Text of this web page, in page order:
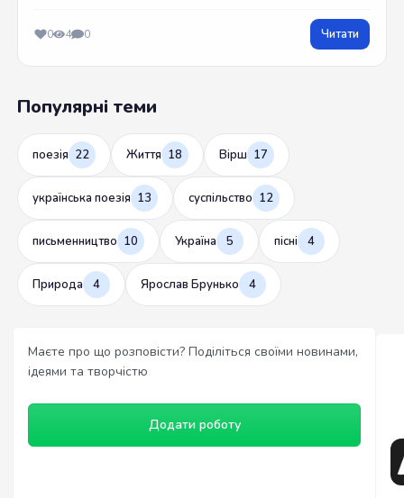
0 4 0 Читати
Популярні теми
поезія 22 Життя 18 Вірш 17
українська поезія 13 суспільство 12
письменництво 10 Україна 5 пісні 4
Природа 4 Ярослав Брунько 4
Маєте про що розповісти? Поділіться своїми новинами,
ідеями та творчістю
Додати роботу